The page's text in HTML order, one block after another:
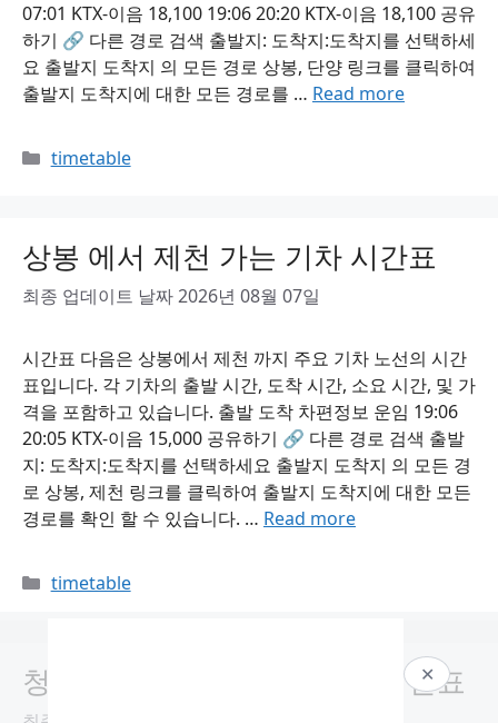
07:01 KTX-이음 18,100 19:06 20:20 KTX-이음 18,100 공유
하기 🔗 다른 경로 검색 출발지: 도착지:도착지를 선택하세
요 출발지 도착지 의 모든 경로 상봉, 단양 링크를 클릭하여
출발지 도착지에 대한 모든 경로를 … Read more
Categories
timetable
상봉 에서 제천 가는 기차 시간표
최종 업데이트 날짜 2026년 08월 07일
시간표 다음은 상봉에서 제천 까지 주요 기차 노선의 시간
표입니다. 각 기차의 출발 시간, 도착 시간, 소요 시간, 및 가
격을 포함하고 있습니다. 출발 도착 차편정보 운임 19:06
20:05 KTX-이음 15,000 공유하기 🔗 다른 경로 검색 출발
지: 도착지:도착지를 선택하세요 출발지 도착지 의 모든 경
로 상봉, 제천 링크를 클릭하여 출발지 도착지에 대한 모든
경로를 확인 할 수 있습니다. … Read more
Categories
timetable
청량리 에서 상봉 가는 기차 시간표
✕